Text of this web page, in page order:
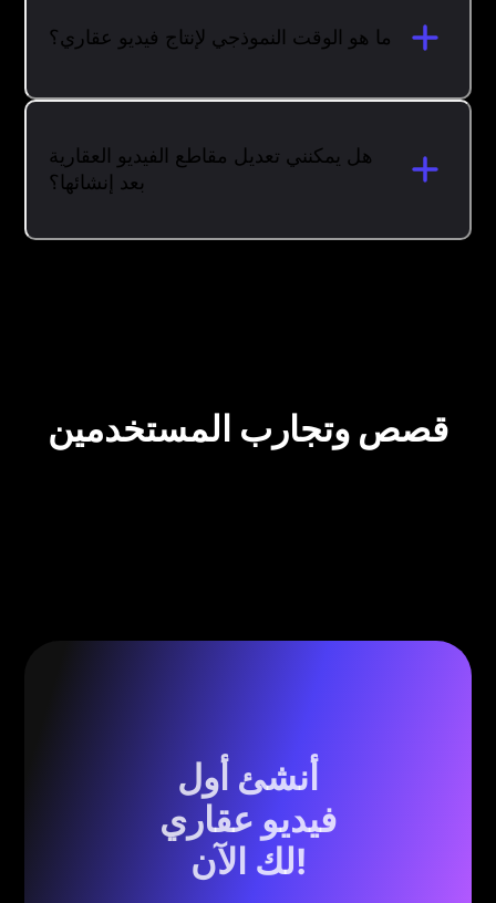
ما هو الوقت النموذجي لإنتاج فيديو عقاري؟
هل يمكنني تعديل مقاطع الفيديو العقارية
بعد إنشائها؟
قصص وتجارب المستخدمين
أنشئ أول
فيديو عقاري
لك الآن!